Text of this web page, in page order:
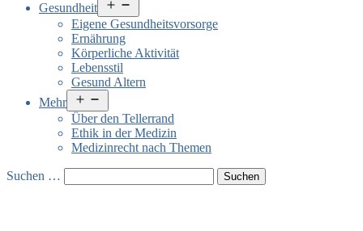
Gesundheit
öffnen
Eigene Gesundheitsvorsorge
Ernährung
Körperliche Aktivität
Lebensstil
Gesund Altern
Mehr
öffnen
Über den Tellerrand
Ethik in der Medizin
Medizinrecht nach Themen
Suchen …